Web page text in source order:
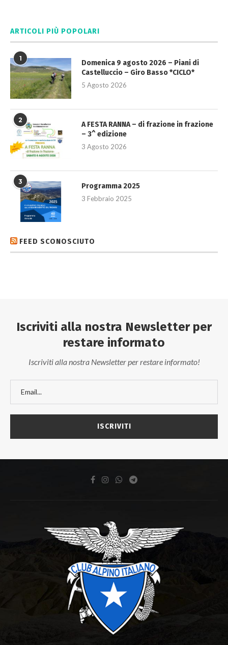
ARTICOLI PIÙ POPOLARI
1
Domenica 9 agosto 2026 – Piani di
Castelluccio – Giro Basso *CICLO*
5 Agosto 2026
2
A FESTA RANNA – di frazione in frazione
– 3^ edizione
3 Agosto 2026
3
Programma 2025
3 Febbraio 2025
FEED SCONOSCIUTO
Iscriviti alla nostra Newsletter per
restare informato
Iscriviti alla nostra Newsletter per restare informato!